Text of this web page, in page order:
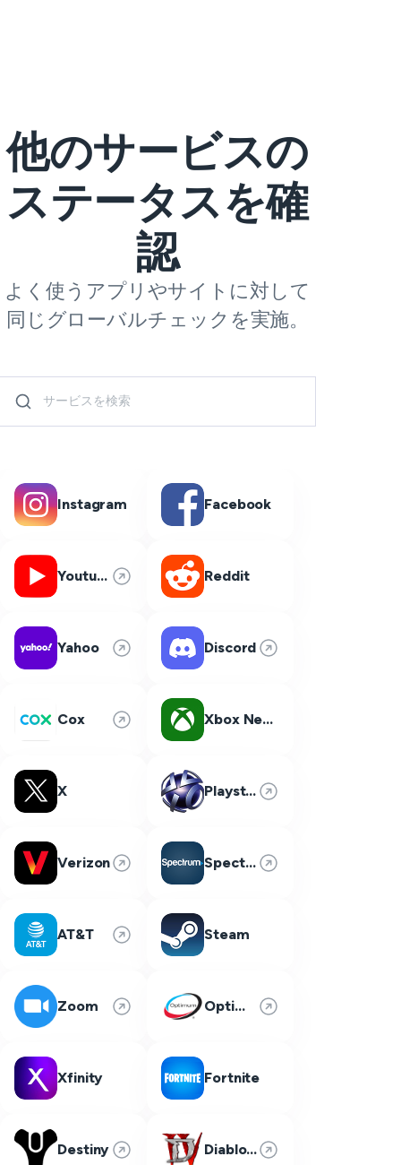
他のサービスの
ステータスを確
認
よく使うアプリやサイトに対して
同じグローバルチェックを実施。
Instagram Facebook
Youtube Reddit
Yahoo Discord
Cox Xbox Network
X Playstation Network
Verizon Spectrum
AT&T Steam
Zoom Optimum
Xfinity Fortnite
Destiny Diablo 4